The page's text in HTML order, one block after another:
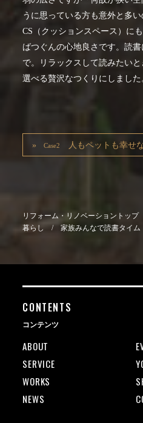
うに思っている方も意外と多
CS（クッションスペース）に
ばつぐんの心地良さです。読
で。リラックスして読みたい
選べる贅沢なつくりにしました
Case2 人もペットも幸せ
リフォーム・リノベーショントップ
暮らし /家族みんなで読書タイム
CONTENTS
コンテンツ
ABOUT
SERVICE
WORKS
NEWS